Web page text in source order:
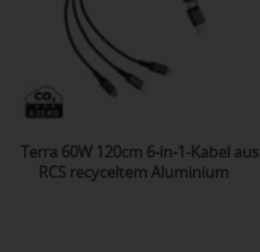
Terra 60W 120cm 6-in-1-Kabel aus
RCS recyceltem Aluminium